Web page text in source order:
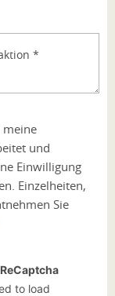
*
meine
und
Einwilligung
Einzelheiten,
Sie
to load